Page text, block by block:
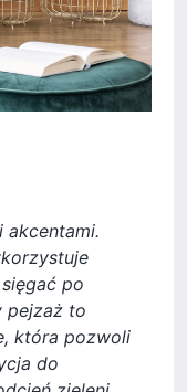
akcentami.
po
pejzaż to
która pozwoli
do